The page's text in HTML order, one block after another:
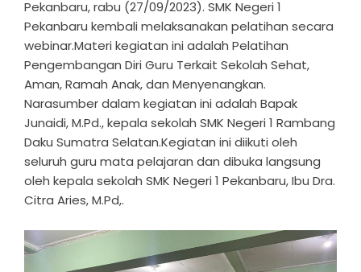
Pekanbaru, rabu (27/09/2023). SMK Negeri 1
Pekanbaru kembali melaksanakan pelatihan secara
webinar.Materi kegiatan ini adalah Pelatihan
Pengembangan Diri Guru Terkait Sekolah Sehat,
Aman, Ramah Anak, dan Menyenangkan.
Narasumber dalam kegiatan ini adalah Bapak
Junaidi, M.Pd., kepala sekolah SMK Negeri 1 Rambang
Daku Sumatra Selatan.Kegiatan ini diikuti oleh
seluruh guru mata pelajaran dan dibuka langsung
oleh kepala sekolah SMK Negeri 1 Pekanbaru, Ibu Dra.
Citra Aries, M.Pd,.